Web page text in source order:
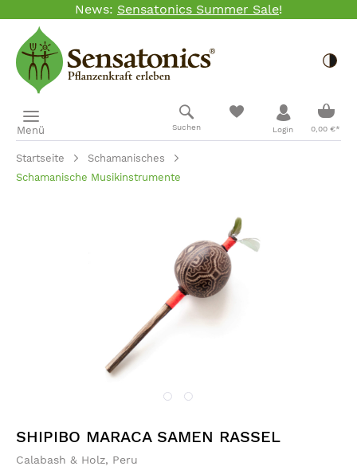
Zum Hauptinhalt springen
News: Sensatonics Summer Sale!
Menü Suchen Login 0,00 €*
Startseite
Schamanisches
Schamanische Musikinstrumente
SHIPIBO MARACA SAMEN RASSEL
Calabash & Holz, Peru